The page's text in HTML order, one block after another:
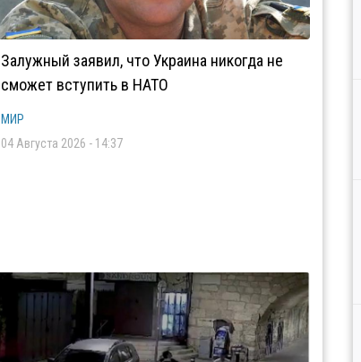
Залужный заявил, что Украина никогда не
сможет вступить в НАТО
МИР
04 Августа 2026 - 14:37